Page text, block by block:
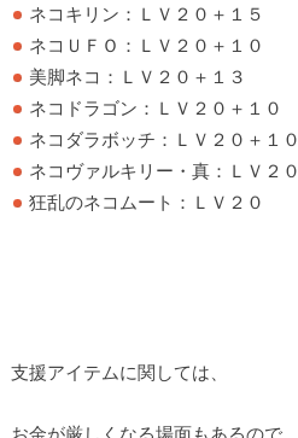
ネコキリン：ＬＶ２０＋１５
ネコＵＦＯ：ＬＶ２０＋１０
美脚ネコ：ＬＶ２０＋１３
ネコドラゴン：ＬＶ２０＋１０
ネコダラボッチ：ＬＶ２０＋１０
ネコヴァルキリー・真：ＬＶ２０
狂乱のネコムート：ＬＶ２０
支援アイテムに関しては、
お金が厳しくなる場面もあるので